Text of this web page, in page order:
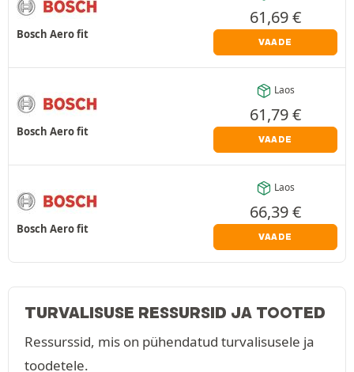
Bosch Aero fit
61,69€
VAADE
Bosch Aero fit
Laos
61,79€
VAADE
Bosch Aero fit
Laos
66,39€
VAADE
TURVALISUSE RESSURSID JA TOOTED
Ressurssid, mis on pühendatud turvalisusele ja
toodetele.